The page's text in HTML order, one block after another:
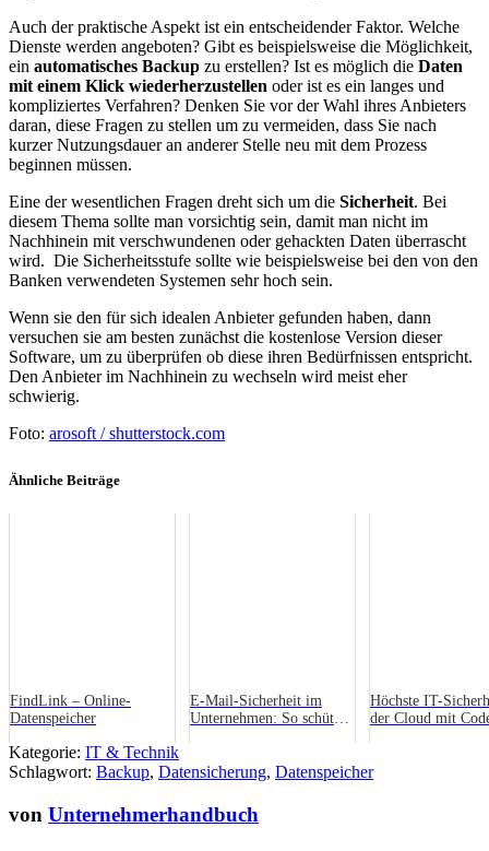
Auch der praktische Aspekt ist ein entscheidender Faktor. Welche
Dienste werden angeboten? Gibt es beispielsweise die Möglichkeit,
ein automatisches Backup zu erstellen? Ist es möglich die Daten
mit einem Klick wiederherzustellen oder ist es ein langes und
kompliziertes Verfahren? Denken Sie vor der Wahl ihres Anbieters
daran, diese Fragen zu stellen um zu vermeiden, dass Sie nach
kurzer Nutzungsdauer an anderer Stelle neu mit dem Prozess
beginnen müssen.
Eine der wesentlichen Fragen dreht sich um die Sicherheit. Bei
diesem Thema sollte man vorsichtig sein, damit man nicht im
Nachhinein mit verschwundenen oder gehackten Daten überrascht
wird. Die Sicherheitsstufe sollte wie beispielsweise bei den von den
Banken verwendeten Systemen sehr hoch sein.
Wenn sie den für sich idealen Anbieter gefunden haben, dann
versuchen sie am besten zunächst die kostenlose Version dieser
Software, um zu überprüfen ob diese ihren Bedürfnissen entspricht.
Den Anbieter im Nachhinein zu wechseln wird meist eher
schwierig.
Foto: arosoft / shutterstock.com
Ähnliche Beiträge
FindLink – Online-
Datenspeicher
E-Mail-Sicherheit im
Unternehmen: So schützt
Höchste IT-
der Cloud mit
Kategorie: IT & Technik
Schlagwort: Backup, Datensicherung, Datenspeicher
von Unternehmerhandbuch